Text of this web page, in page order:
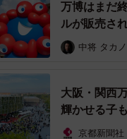
万博はまだ
ルが販売さ
中将 タカノ
大阪・関西
輝かせる子も
京都新聞社